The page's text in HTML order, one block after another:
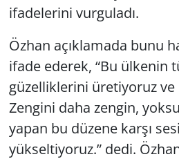
ifadelerini vurguladı.
Özhan açıklamada bunu
ifade ederek, “Bu ülkenin
güzelliklerini üretiyoruz ve
Zengini daha zengin,
yapan bu düzene karşı
yükseltiyoruz.” dedi.